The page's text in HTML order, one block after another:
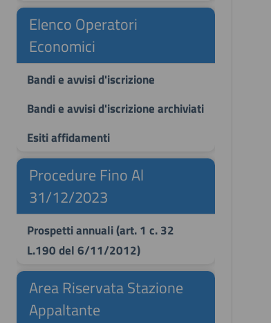
Elenco Operatori
Economici
Bandi e avvisi d'iscrizione
Bandi e avvisi d'iscrizione archiviati
Esiti affidamenti
Procedure Fino Al
31/12/2023
Prospetti annuali (art. 1 c. 32
L.190 del 6/11/2012)
Area Riservata Stazione
Appaltante